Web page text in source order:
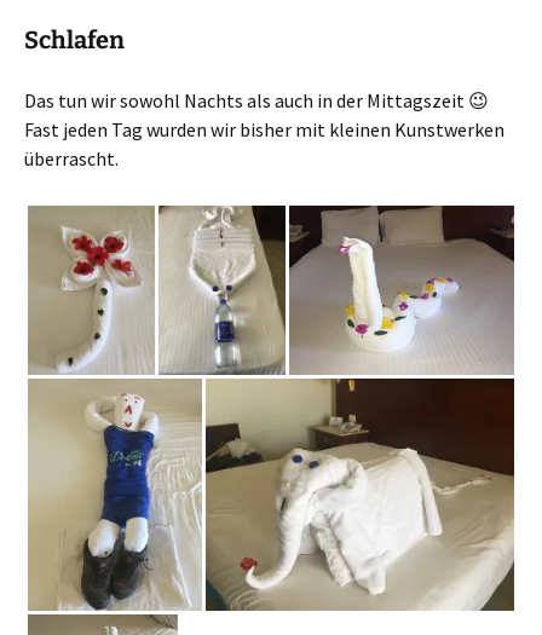
Schlafen
Das tun wir sowohl Nachts als auch in der Mittagszeit 😉
Fast jeden Tag wurden wir bisher mit kleinen Kunstwerken
überrascht.